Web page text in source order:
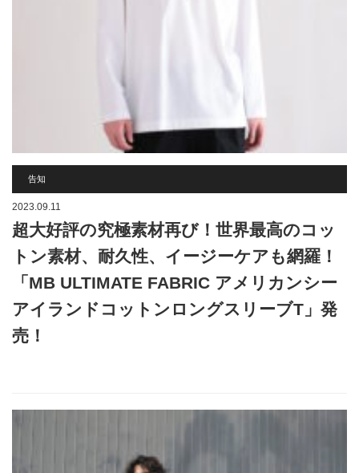
告知
2023.09.11
超大好評の究極素材再び！世界最高のコッ
トン素材、耐久性、イージーケアも網羅！
「MB ULTIMATE FABRIC アメリカンシー
アイランドコットンロングスリーブT」発
売！